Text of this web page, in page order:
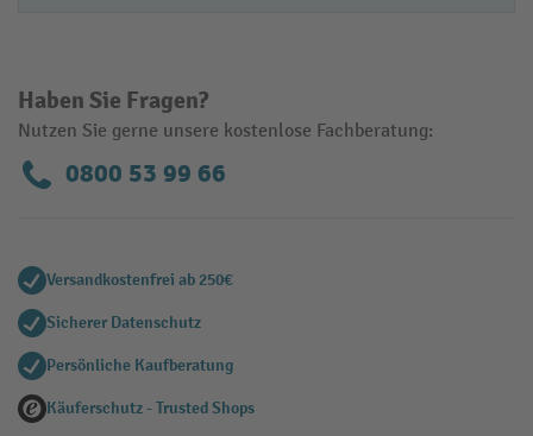
Haben Sie Fragen?
Nutzen Sie gerne unsere kostenlose Fachberatung:
0800 53 99 66
Versandkostenfrei ab 250€
Sicherer Datenschutz
Persönliche Kaufberatung
Käuferschutz - Trusted Shops